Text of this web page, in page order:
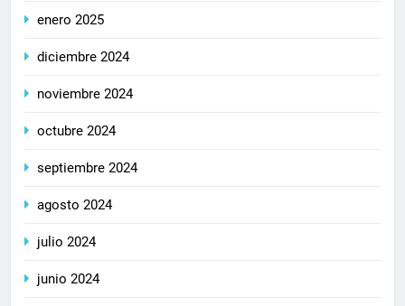
enero 2025
diciembre 2024
noviembre 2024
octubre 2024
septiembre 2024
agosto 2024
julio 2024
junio 2024